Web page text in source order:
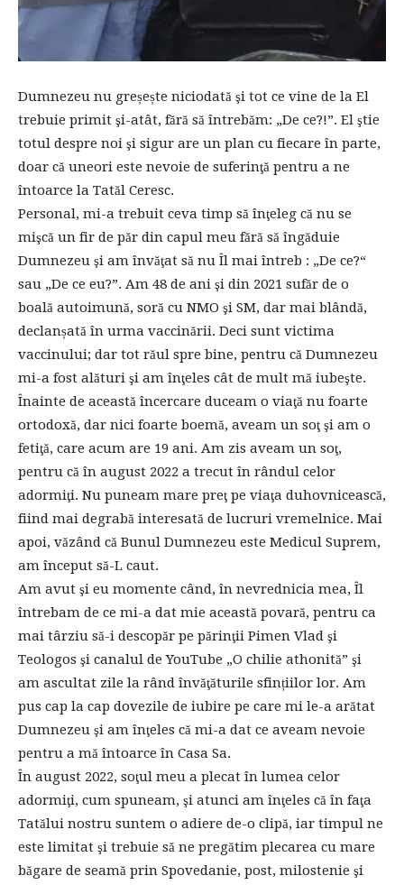
Dumnezeu nu greșește niciodată şi tot ce vine de la El
trebuie primit şi-atât, fără să întrebăm: „De ce?!”. El ştie
totul despre noi şi sigur are un plan cu fiecare în parte,
doar că uneori este nevoie de suferinţă pentru a ne
întoarce la Tatăl Ceresc.
Personal, mi-a trebuit ceva timp să înţeleg că nu se
mişcă un fir de păr din capul meu fără să îngăduie
Dumnezeu şi am învăţat să nu Îl mai întreb : „De ce?“
sau „De ce eu?”. Am 48 de ani şi din 2021 sufăr de o
boală autoimună, soră cu NMO şi SM, dar mai blândă,
declanșată în urma vaccinării. Deci sunt victima
vaccinului; dar tot răul spre bine, pentru că Dumnezeu
mi-a fost alături şi am înţeles cât de mult mă iubeşte.
Înainte de această încercare duceam o viaţă nu foarte
ortodoxă, dar nici foarte boemă, aveam un soţ şi am o
fetiţă, care acum are 19 ani. Am zis aveam un soţ,
pentru că în august 2022 a trecut în rândul celor
adormiţi. Nu puneam mare preţ pe viaţa duhovnicească,
fiind mai degrabă interesată de lucruri vremelnice. Mai
apoi, văzând că Bunul Dumnezeu este Medicul Suprem,
am început să-L caut.
Am avut şi eu momente când, în nevrednicia mea, Îl
întrebam de ce mi-a dat mie această povară, pentru ca
mai târziu să-i descopăr pe părinţii Pimen Vlad şi
Teologos şi canalul de YouTube „O chilie athonită” şi
am ascultat zile la rând învăţăturile sfințiilor lor. Am
pus cap la cap dovezile de iubire pe care mi le-a arătat
Dumnezeu şi am înţeles că mi-a dat ce aveam nevoie
pentru a mă întoarce în Casa Sa.
În august 2022, soţul meu a plecat în lumea celor
adormiţi, cum spuneam, şi atunci am înţeles că în faţa
Tatălui nostru suntem o adiere de-o clipă, iar timpul ne
este limitat şi trebuie să ne pregătim plecarea cu mare
băgare de seamă prin Spovedanie, post, milostenie şi